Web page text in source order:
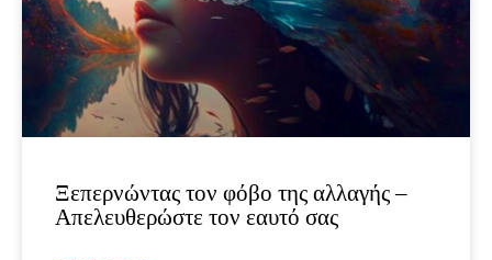
Ξεπερνώντας τον φόβο της αλλαγής –
Απελευθερώστε τον εαυτό σας